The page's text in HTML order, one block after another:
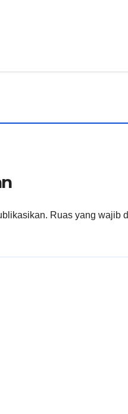
Ruas yang wajib